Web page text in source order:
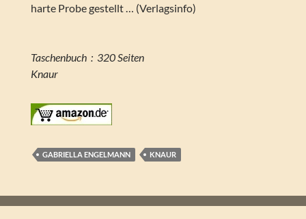
harte Probe gestellt … (Verlagsinfo)
Taschenbuch ‏ : ‎ 320 Seiten
Knaur
GABRIELLA ENGELMANN KNAUR